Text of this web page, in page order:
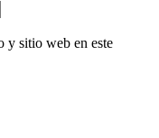
y sitio web en este